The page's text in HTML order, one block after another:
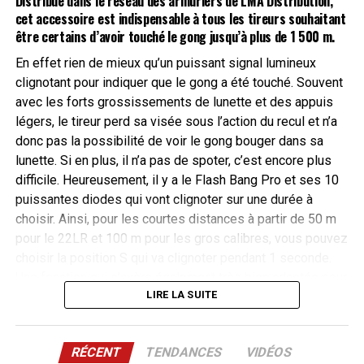
août
2026
au
8
août
2026
Du
3
août
2026
au
8
août
2026
3>8
AOÛT
Championnat d’Europe Arbalète Match et Field
2026
Déols
Du
7
août
2026
au
9
août
2026
7>
AOÛT
Championnat de France de Compak Sporting
2026
Crépy
Du
7
août
2026
au
9
>
AOÛT
Championnat de France de Sanglier Courant
2026
Crépy
dimanche
9
AOÛT
Bourse aux armes et militaria de Longues-sur-
Longues-sur-Mer
La société Area-419 a également développé le système
Hellfire de frein de bouche à calage automatique qui se
monte sur tous les filetages classiques. Sa bague de
serrage permet de l’orienter très facilement quelle que
soit la longueur du filet pour que le frein soit parfaitement
horizontal.
cet accessoire est indispensable à tous les tireurs souhaitant
être certains d’avoir touché le gong jusqu’à plus de 1 500 m.
En effet rien de mieux qu’un puissant signal lumineux
clignotant pour indiquer que le gong a été touché. Souvent
avec les forts grossissements de lunette et des appuis
légers, le tireur perd sa visée sous l’action du recul et n’a
donc pas la possibilité de voir le gong bouger dans sa
lunette. Si en plus, il n’a pas de spoter, c’est encore plus
difficile. Heureusement, il y a le Flash Bang Pro et ses 10
puissantes diodes qui vont clignoter sur une durée à
choisir. Ainsi, pour les courtes distances à partir de 50 m
pour le 22LR et 100 m pour les gros calibres, vous pouvez
Une fonction qui s’avère également très bien adaptée pour
la compétition. En revanche, si vous tirez plus loin, il vous
largement le temps de retrouver votre cible à l’œil nu.
LIRE LA SUITE
RÉCENT TENDANCES VIDÉOS